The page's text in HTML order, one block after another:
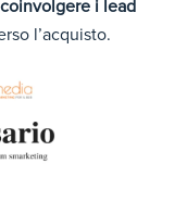
i lead
l’acquisto.